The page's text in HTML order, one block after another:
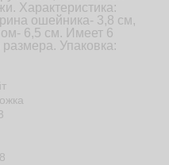
Характеристика:
ошейника- 3,8 см,
6,5 см. Имеет 6
Упаковка: